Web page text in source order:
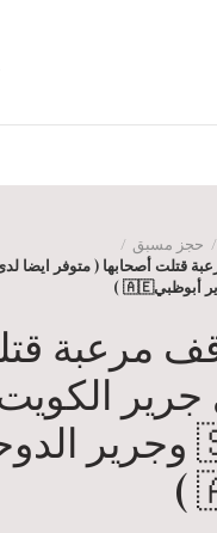
حجز مسبق
مرعبة